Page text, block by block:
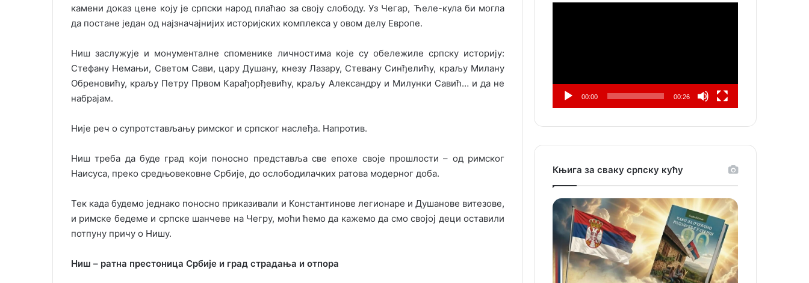
камени доказ цене коју је српски народ плаћао за своју слободу. Уз Чегар, Ћеле-кула би могла
да постане један од најзначајнијих историјских комплекса у овом делу Европе.
Ниш заслужује и монументалне споменике личностима које су обележиле српску историју:
Стефану Немањи, Светом Сави, цару Душану, кнезу Лазару, Стевану Синђелићу, краљу Милану
Обреновићу, краљу Петру Првом Карађорђевићу, краљу Александру и Милунки Савић… и да не
набрајам.
Није реч о супротстављању римског и српског наслеђа. Напротив.
Ниш треба да буде град који поносно представља све епохе своје прошлости – од римског
Наисуса, преко средњовековне Србије, до ослободилачких ратова модерног доба.
Тек када будемо једнако поносно приказивали и Константинове легионаре и Душанове витезове,
и римске бедеме и српске шанчеве на Чегру, моћи ћемо да кажемо да смо својој деци оставили
потпуну причу о Нишу.
Ниш – ратна престоница Србије и град страдања и отпора
00:00 00:26
Књига за сваку српску кућу